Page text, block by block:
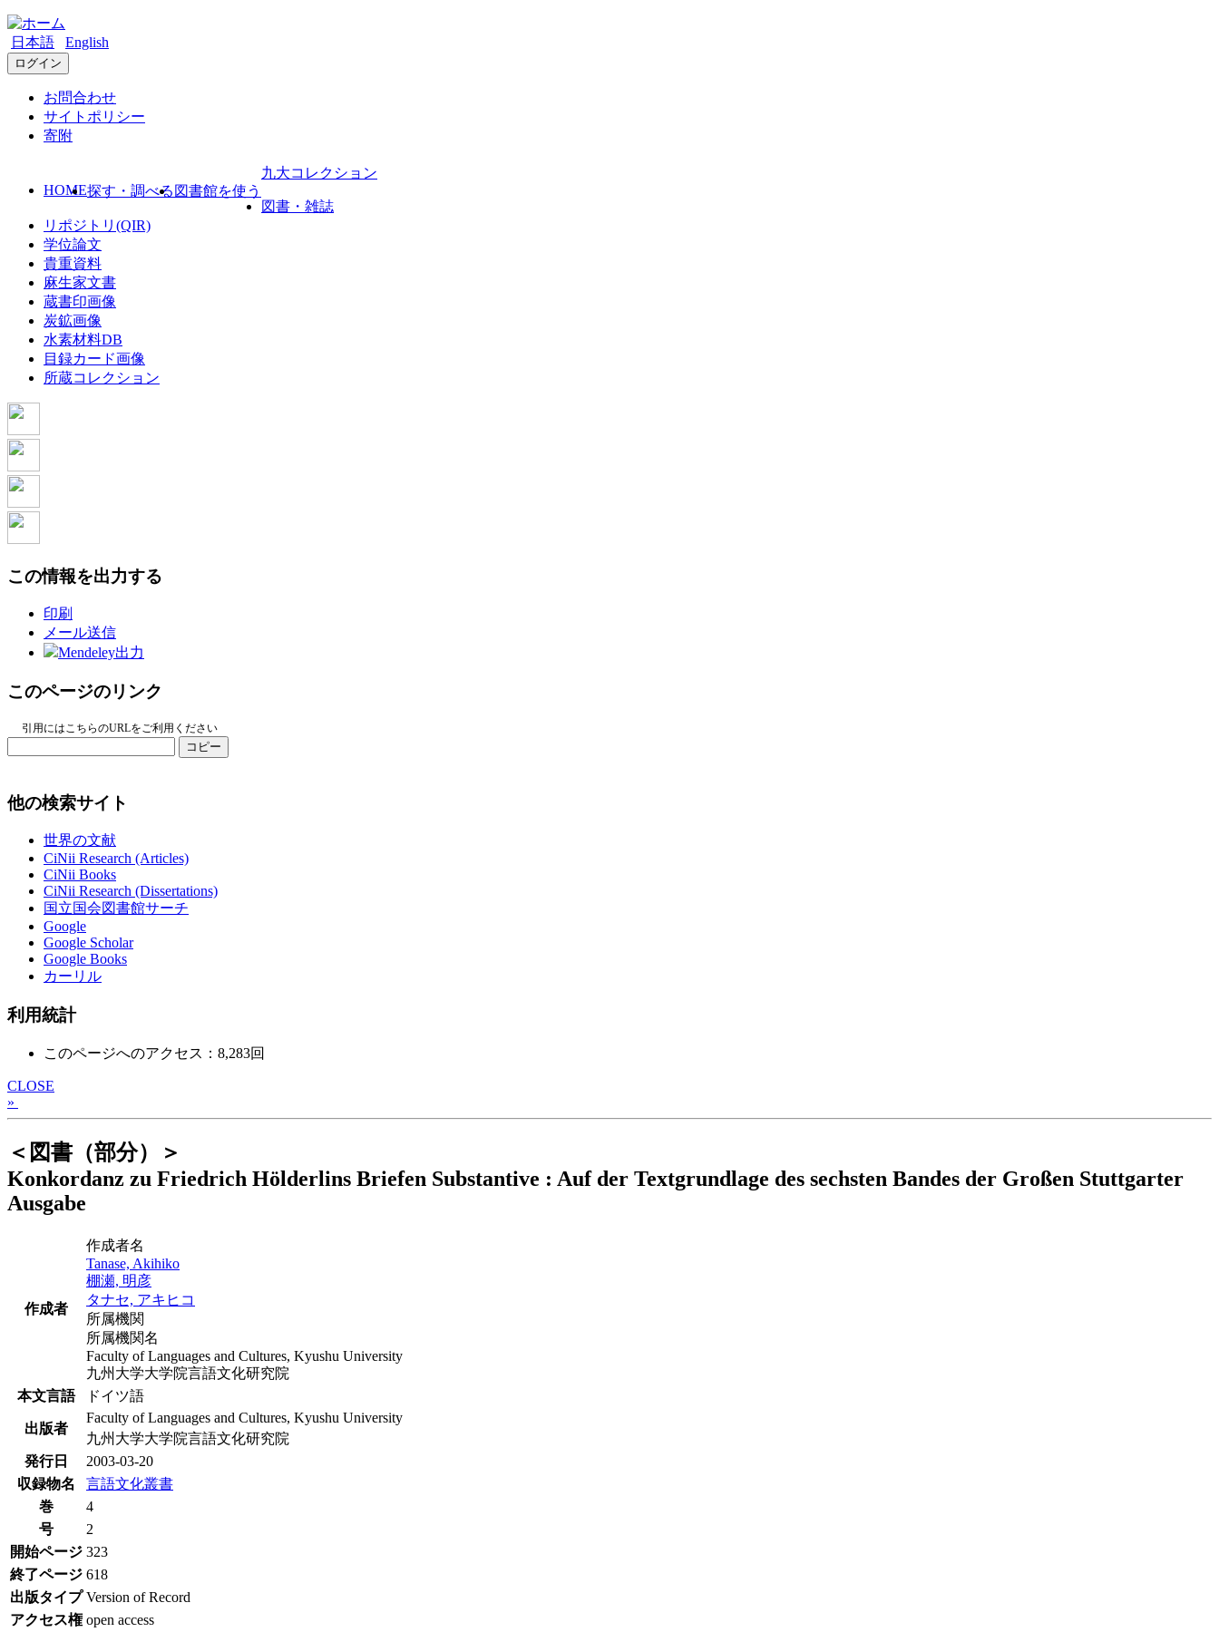
日本語 English
ログイン
お問合わせ
サイトポリシー
寄附
HOME探す・調べる 図書館を使う
九大コレクション
図書・雑誌
リポジトリ(QIR)
学位論文
貴重資料
麻生家文書
蔵書印画像
炭鉱画像
水素材料DB
目録カード画像
所蔵コレクション
この情報を出力する
印刷
メール送信
Mendeley出力
このページのリンク
引用にはこちらのURLをご利用ください
コピー
他の検索サイト
世界の文献
CiNii Research (Articles)
CiNii Books
CiNii Research (Dissertations)
国立国会図書館サーチ
Google
Google Scholar
Google Books
カーリル
利用統計
このページへのアクセス：8,283回
CLOSE
»
＜図書（部分）＞
Konkordanz zu Friedrich Hölderlins Briefen Substantive : Auf der Textgrundlage des sechsten Bandes der Großen Stuttgarter
Ausgabe
作成者
作成者名
Tanase, Akihiko
棚瀬, 明彦
タナセ, アキヒコ
所属機関
所属機関名
Faculty of Languages and Cultures, Kyushu University
九州大学大学院言語文化研究院
本文言語
ドイツ語
出版者
Faculty of Languages and Cultures, Kyushu University
九州大学大学院言語文化研究院
発行日
2003-03-20
収録物名
言語文化叢書
巻
4
号
2
開始ページ 323
終了ページ 618
出版タイプ Version of Record
アクセス権 open access